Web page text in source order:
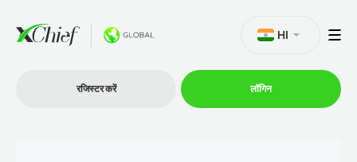
HI
रजिस्टर करें लॉगिन